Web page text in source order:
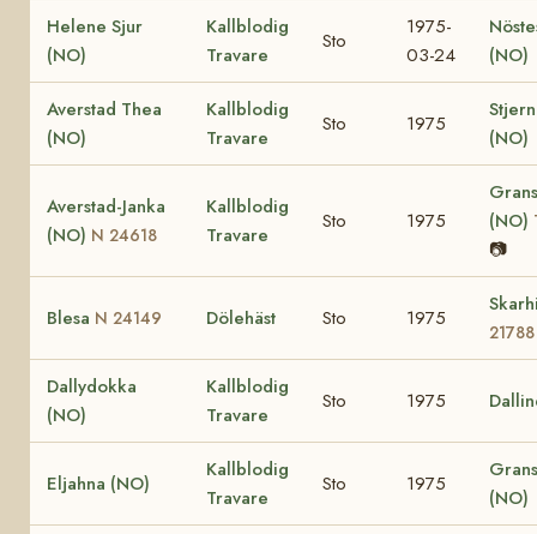
Helene Sjur
(NO)
Kallblodig
Travare
Sto
1975-
03-24
(NO)
Averstad Thea
(NO)
Kallblodig
Travare
Sto 1975
(NO)
Averstad-Janka
(NO) N 24618
Kallblodig
Travare
Sto 1975
(NO)
📷
Blesa N 24149 Dölehäst Sto 1975
21788
Dallydokka
(NO)
Kallblodig
Travare
Sto 1975
Eljahna (NO)
Kallblodig
Travare
Sto 1975
(NO)